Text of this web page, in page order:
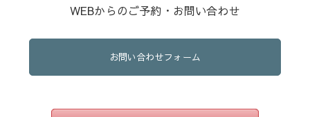
WEBからのご予約・お問い合わせ
お問い合わせフォーム